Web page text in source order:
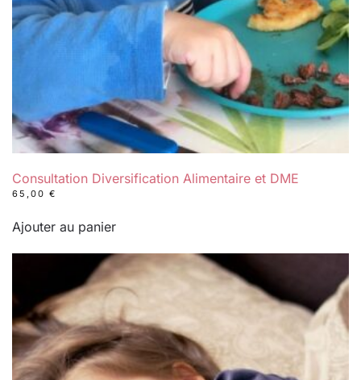
Consultation Diversification Alimentaire et DME
65,00 €
Ajouter au panier